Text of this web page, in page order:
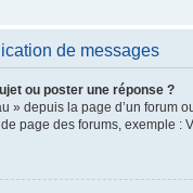
de messages
ou poster une réponse ?
» depuis la page d’un forum
page des forums, exemple :